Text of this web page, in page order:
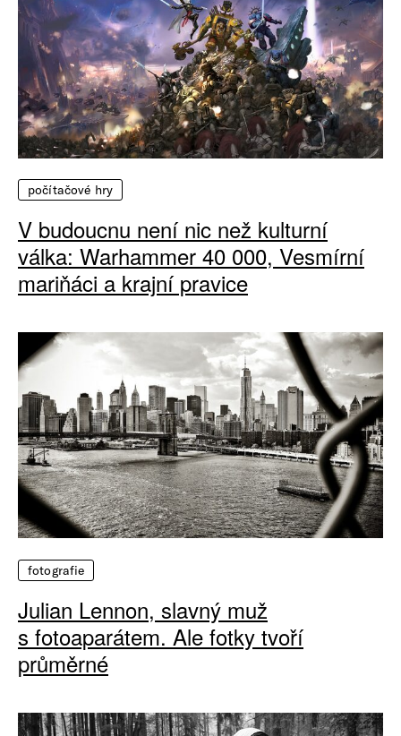
počítačové hry
V budoucnu není nic než kulturní
válka: Warhammer 40 000, Vesmírní
mariňáci a krajní pravice
fotografie
Julian Lennon, slavný muž
s fotoaparátem. Ale fotky tvoří
průměrné